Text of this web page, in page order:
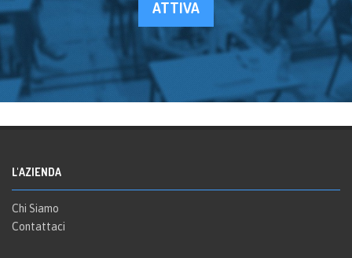
ATTIVA
L'AZIENDA
Chi Siamo
Contattaci